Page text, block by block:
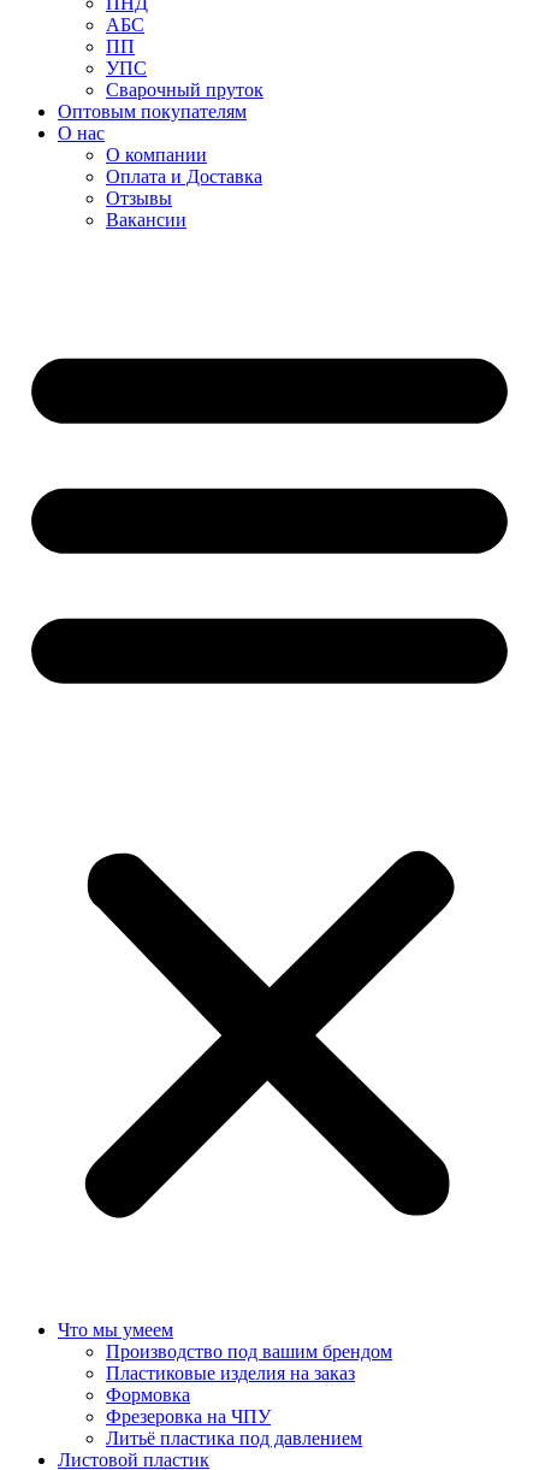
АБС
ПП
УПС
Сварочный пруток
Оптовым покупателям
О нас
О компании
Оплата и Доставка
Отзывы
Вакансии
Что мы умеем
Производство под вашим брендом
Пластиковые изделия на заказ
Формовка
Фрезеровка на ЧПУ
Литьё пластика под давлением
Листовой пластик